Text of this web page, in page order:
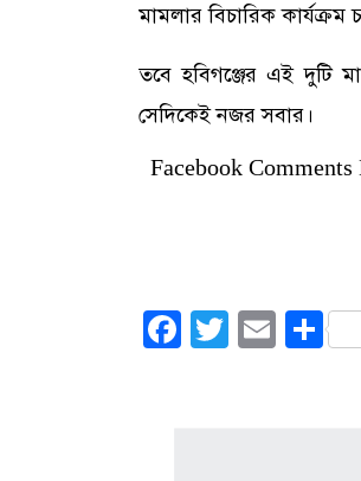
মামলার বিচারিক কার্যক্রম
তবে হবিগঞ্জের এই দুটি
সেদিকেই নজর সবার।
Facebook Comments
Facebook
Twitter
Email